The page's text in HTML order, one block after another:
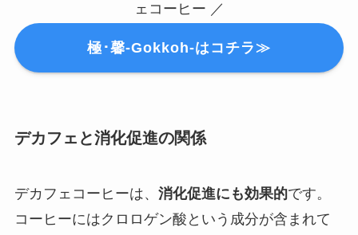
ェコーヒー ／
極･馨-Gokkoh-はコチラ≫
デカフェと消化促進の関係
デカフェコーヒーは、 消化促進にも効果的です。
コーヒーにはクロロゲン酸という成分が含まれて